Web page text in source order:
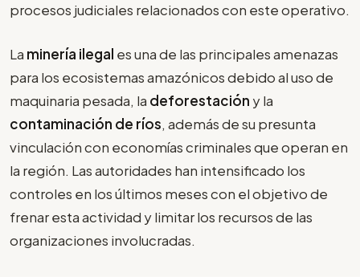
procesos judiciales relacionados con este operativo.
La minería ilegal es una de las principales amenazas
para los ecosistemas amazónicos debido al uso de
maquinaria pesada, la deforestación y la
contaminación de ríos, además de su presunta
vinculación con economías criminales que operan en
la región. Las autoridades han intensificado los
controles en los últimos meses con el objetivo de
frenar esta actividad y limitar los recursos de las
organizaciones involucradas.